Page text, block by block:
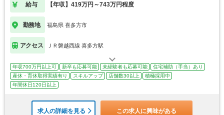
給与 【年収】419万円～743万円程度
勤務地 福島県 喜多方市
アクセス ＪＲ磐越西線 喜多方駅
年収700万円以上可 新卒も応募可能 未経験者も応募可能
住宅補助（手当）あり
産休・育休取得実績有り
スキルアップ 店舗数30以上
積極採用中
年間休日120日以上
求人の詳細を見る この求人に興味がある